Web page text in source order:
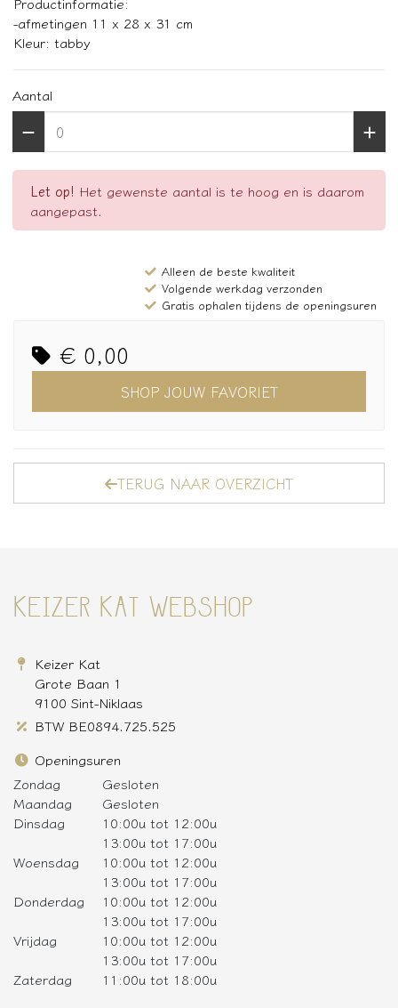
-afmetingen 11 x 28 x 31 cm
Kleur: tabby
Aantal
Let op! Het gewenste aantal is te hoog en is daarom
aangepast.
Alleen de beste kwaliteit
Volgende werkdag verzonden
Gratis ophalen tijdens de openingsuren
€ 0,00
SHOP JOUW FAVORIET
TERUG NAAR OVERZICHT
KEIZER KAT WEBSHOP
Keizer Kat
Grote Baan 1
9100 Sint-Niklaas
BTW BE0894.725.525
Openingsuren
Zondag
Gesloten
Maandag
Gesloten
Dinsdag
10:00u tot 12:00u
13:00u tot 17:00u
Woensdag
10:00u tot 12:00u
13:00u tot 17:00u
Donderdag
10:00u tot 12:00u
13:00u tot 17:00u
Vrijdag
10:00u tot 12:00u
13:00u tot 17:00u
Zaterdag
11:00u tot 18:00u